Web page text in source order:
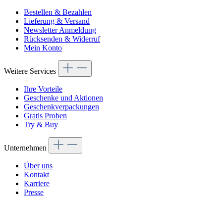
Bestellen & Bezahlen
Lieferung & Versand
Newsletter Anmeldung
Rücksenden & Widerruf
Mein Konto
Weitere Services
Ihre Vorteile
Geschenke und Aktionen
Geschenkverpackungen
Gratis Proben
Try & Buy
Unternehmen
Über uns
Kontakt
Karriere
Presse